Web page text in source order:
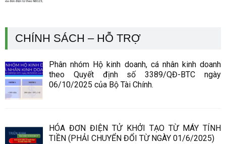
CHÍNH SÁCH – HỖ TRỢ
Phân nhóm Hộ kinh doanh, cá nhân kinh doanh
theo Quyết định số 3389/QĐ-BTC ngày
06/10/2025 của Bộ Tài Chính.
HÓA ĐƠN ĐIỆN TỬ KHỞI TẠO TỪ MÁY TÍNH
TIỀN (PHẢI CHUYỂN ĐỔI TỪ NGÀY 01/6/2025)